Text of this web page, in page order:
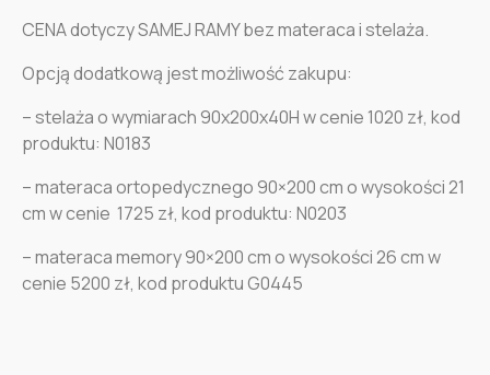
CENA dotyczy SAMEJ RAMY bez materaca i stelaża.
Opcją dodatkową jest możliwość zakupu:
– stelaża o wymiarach 90x200x40H w cenie 1020 zł, kod
produktu: N0183
– materaca ortopedycznego 90×200 cm o wysokości 21
cm w cenie 1725 zł, kod produktu: N0203
– materaca memory 90×200 cm o wysokości 26 cm w
cenie 5200 zł, kod produktu G0445